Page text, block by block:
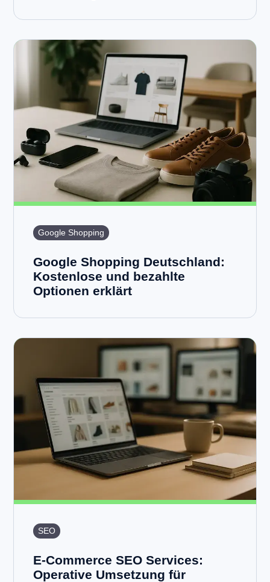
Google Shopping
Google Shopping Deutschland:
Kostenlose und bezahlte
Optionen erklärt
SEO
E-Commerce SEO Services:
Operative Umsetzung für